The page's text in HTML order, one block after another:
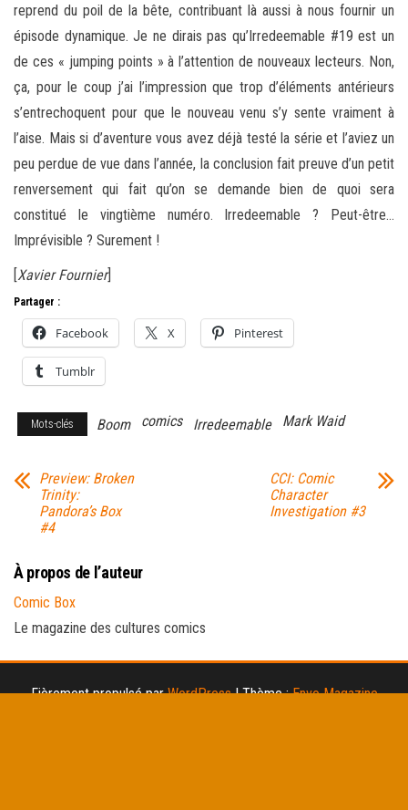
reprend du poil de la bête, contribuant là aussi à nous fournir un
épisode dynamique. Je ne dirais pas qu’Irredeemable #19 est un
de ces « jumping points » à l’attention de nouveaux lecteurs. Non,
ça, pour le coup j’ai l’impression que trop d’éléments antérieurs
s’entrechoquent pour que le nouveau venu s’y sente vraiment à
l’aise. Mais si d’aventure vous avez déjà testé la série et l’aviez un
peu perdue de vue dans l’année, la conclusion fait preuve d’un petit
renversement qui fait qu’on se demande bien de quoi sera
constitué le vingtième numéro. Irredeemable ? Peut-être…
Imprévisible ? Surement !
[Xavier Fournier]
Partager :
Facebook X Pinterest
Tumblr
Mots-clés Boom comics Irredeemable Mark Waid
Preview: Broken
Trinity:
Pandora’s Box
#4
CCI: Comic
Character
Investigation #3
À propos de l’auteur
Comic Box
Le magazine des cultures comics
Fièrement propulsé parWordPress |Thème :Envo Magazine